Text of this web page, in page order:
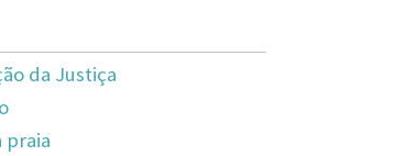
da Justiça
praia